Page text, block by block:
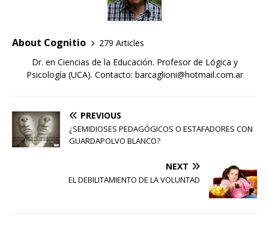
About Cognitio
279 Articles
Dr. en Ciencias de la Educación. Profesor de Lógica y
Psicología (UCA). Contacto: barcaglioni@hotmail.com.ar
PREVIOUS
¿SEMIDIOSES PEDAGÓGICOS O ESTAFADORES CON
GUARDAPOLVO BLANCO?
NEXT
EL DEBILITAMIENTO DE LA VOLUNTAD